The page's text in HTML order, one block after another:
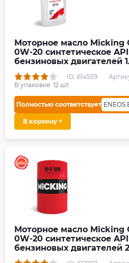
Моторное масло Micking
0W-20 синтетическое
бензиновых двигателей
ID: 614559
В упаковке: 12 шт.
Полностью соответствует ENEOS
В корзину +
Моторное масло Micking
0W-20 синтетическое
бензиновых двигателей